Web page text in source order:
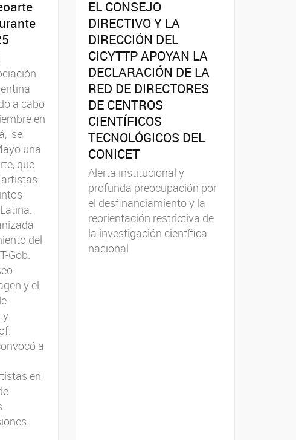
a cabo
en
se
una
que
del
Gob.
y el
y
a
en
EL CONSEJO
DIRECTIVO Y LA
DIRECCIÓN DEL
CICYTTP APOYAN LA
DECLARACIÓN DE LA
RED DE DIRECTORES
DE CENTROS
CIENTÍFICOS
TECNOLÓGICOS DEL
CONICET
Alerta institucional y
profunda preocupación por
el desfinanciamiento y la
reorientación restrictiva de
la investigación científica
nacional